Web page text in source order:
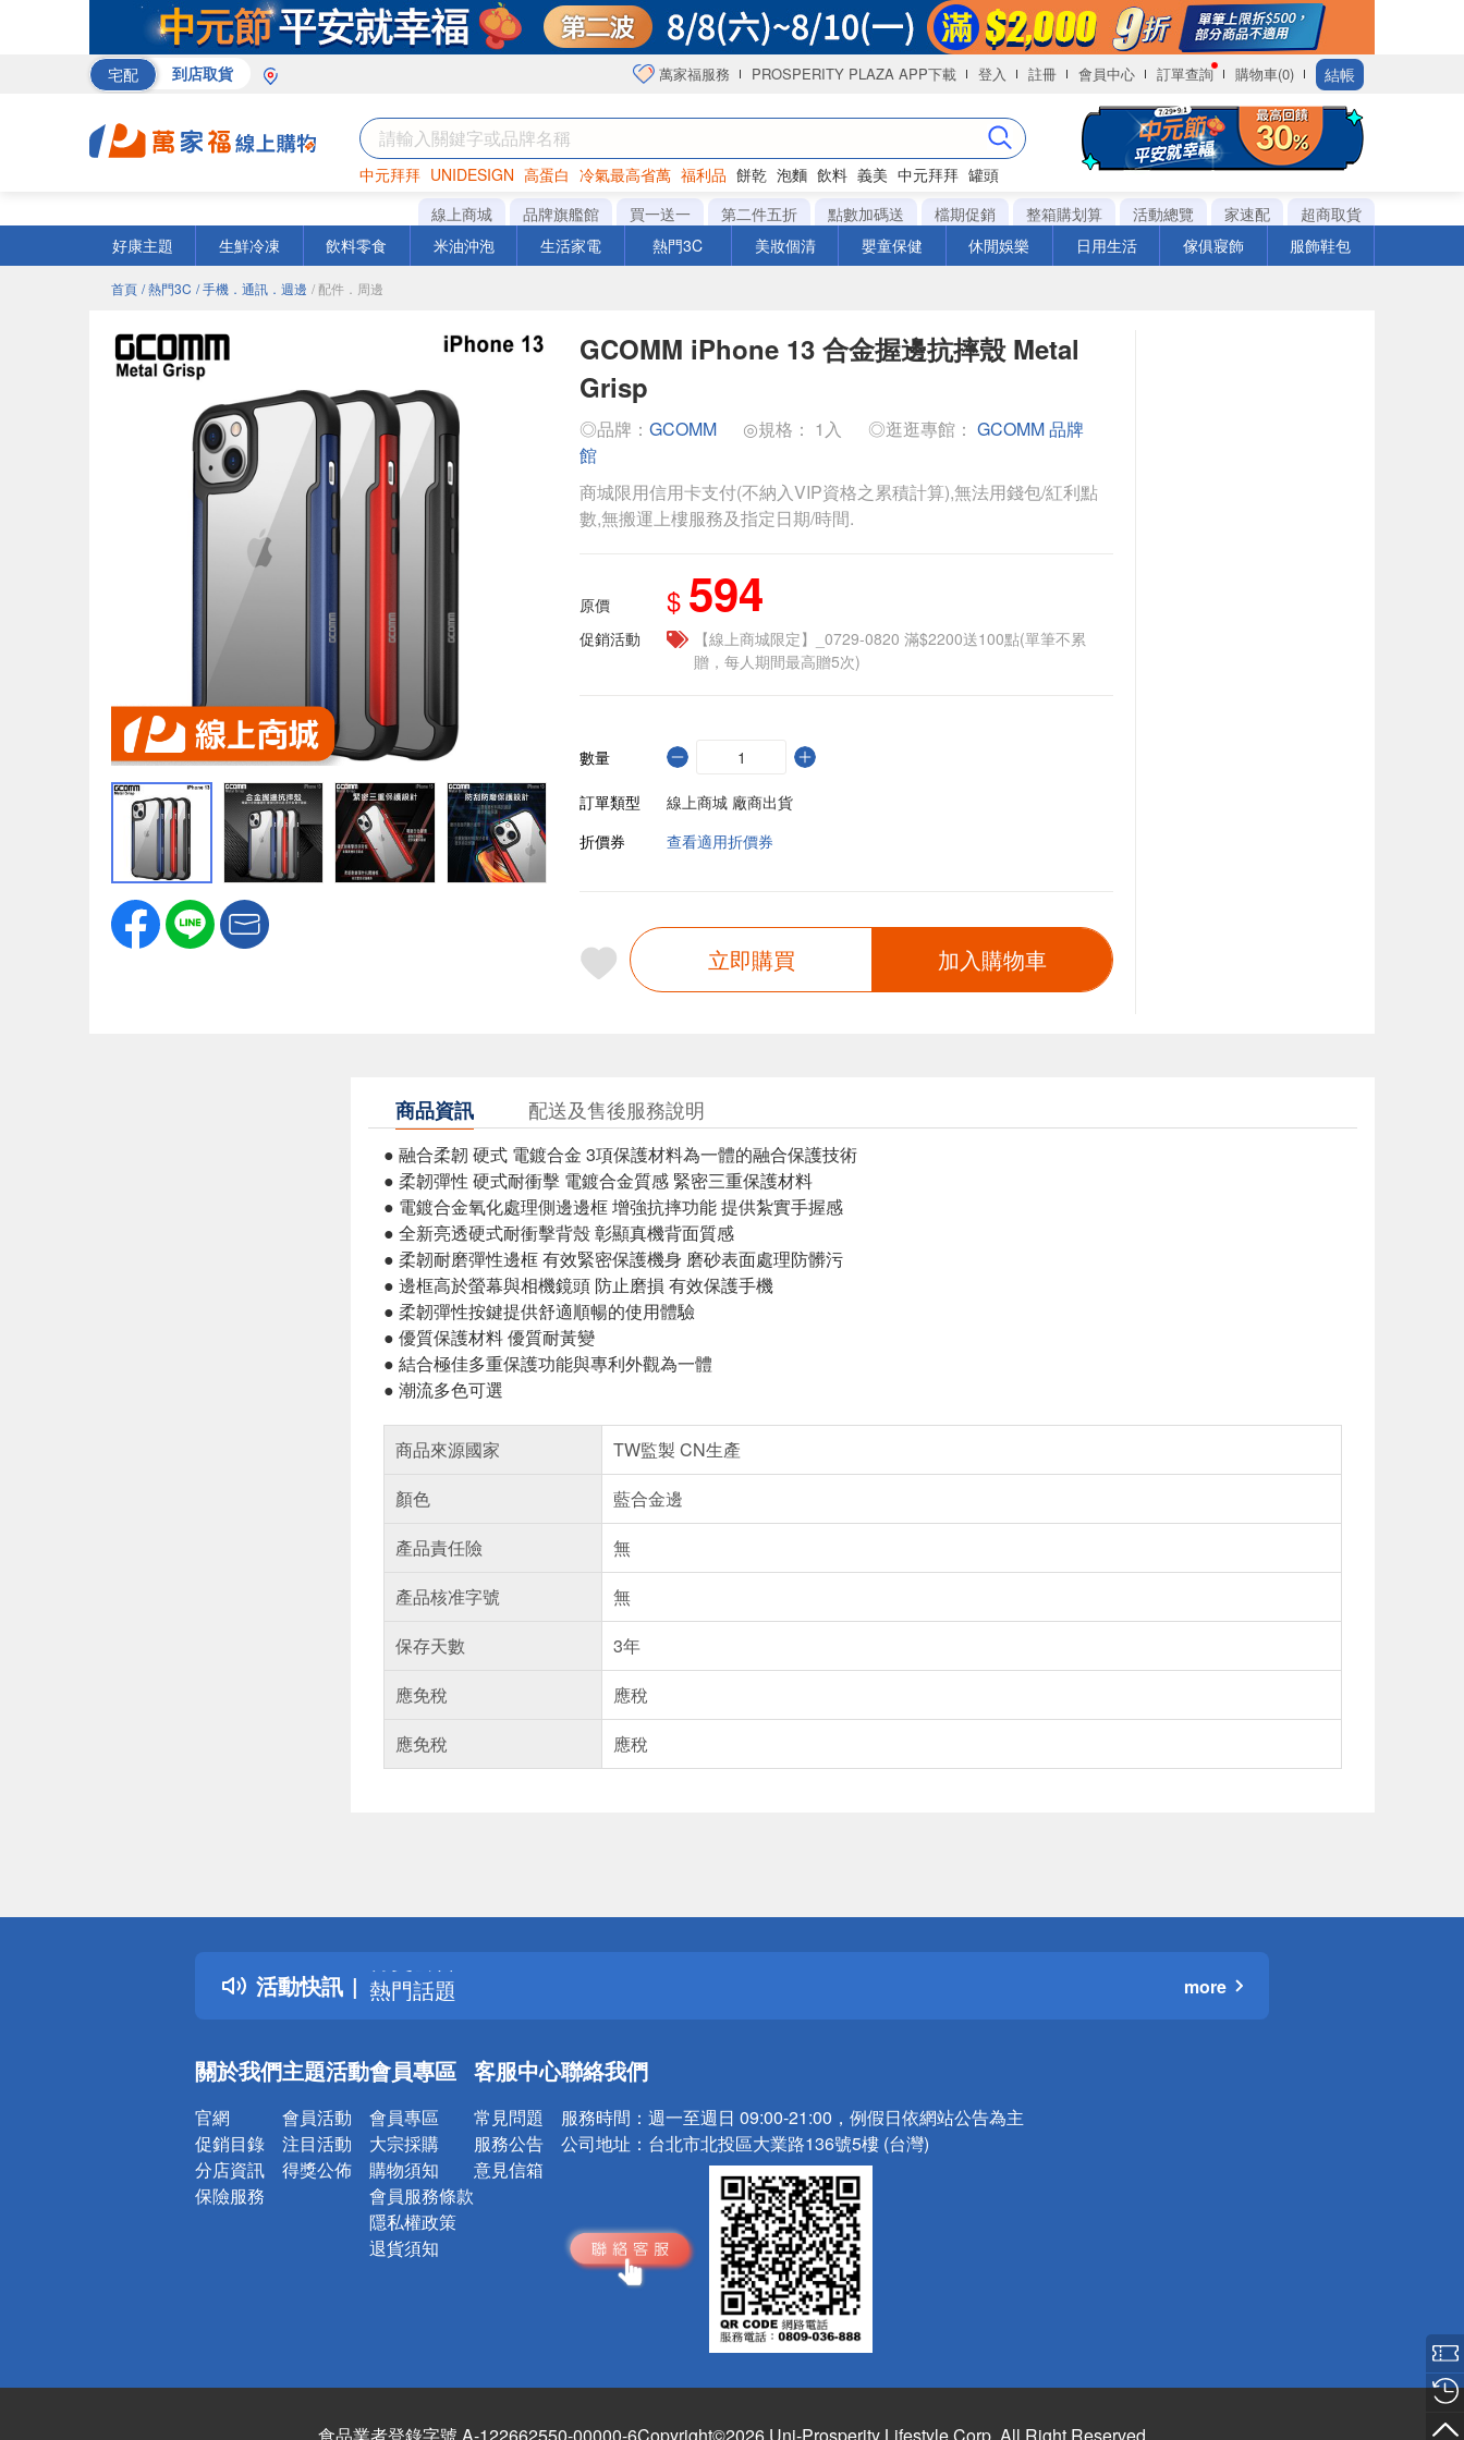
宅配 到店取貨 萬家福服務 PROSPERITY PLAZA APP下載 登入 註冊 會員中心 訂單查詢 購物車(0) 結帳
中元拜拜 UNIDESIGN 高蛋白 冷氣最高省萬 福利品 餅乾 泡麵 飲料 義美 中元拜拜 罐頭
巧克力 衛生紙 咖啡
線上商城 品牌旗艦館 買一送一 第二件五折 點數加碼送 檔期促銷 整箱購划算 活動總覽 家速配
超商取貨
好康主題
生鮮冷凍 飲料零食 米油沖泡 生活家電 熱門3C 美妝個清 嬰童保健 休閒娛樂 日用生活 傢俱寢飾 服飾鞋包
首頁 / 熱門3C / 手機．通訊．週邊 / 配件．周邊
GCOMM iPhone 13 合金握邊抗摔殼 Metal
Grisp
◎品牌： GCOMM ◎規格： 1入 ◎逛逛專館： GCOMM 品牌
館
商城限用信用卡支付(不納入VIP資格之累積計算),無法用錢包/紅利點
數,無搬運上樓服務及指定日期/時間.
原價 $ 594
促銷活動
【線上商城限定】_0729-0820 滿$2200送100點(單筆不累
贈，每人期間最高贈5次)
數量
訂單類型
線上商城 廠商出貨
折價券
查看適用折價券
立即購買 加入購物車
商品資訊 配送及售後服務說明
● 融合柔韌 硬式 電鍍合金 3項保護材料為一體的融合保護技術
● 柔韌彈性 硬式耐衝擊 電鍍合金質感 緊密三重保護材料
● 電鍍合金氧化處理側邊邊框 增強抗摔功能 提供紮實手握感
● 全新亮透硬式耐衝擊背殼 彰顯真機背面質感
● 柔韌耐磨彈性邊框 有效緊密保護機身 磨砂表面處理防髒污
● 邊框高於螢幕與相機鏡頭 防止磨損 有效保護手機
● 柔韌彈性按鍵提供舒適順暢的使用體驗
● 優質保護材料 優質耐黃變
● 結合極佳多重保護功能與專利外觀為一體
● 潮流多色可選
商品來源國家
TW監製 CN生產
顏色
藍合金邊
產品責任險
無
產品核准字號
無
保存天數
3年
應免稅
應稅
應免稅
應稅
活動快訊
詐騙網頁！請小心！
得獎公告
熱門話題
銀行優惠
詐騙網頁！請小心！
more
關於我們
官網
促銷目錄
分店資訊
保險服務
主題活動
會員活動
注目活動
得獎公佈
會員專區
會員專區
大宗採購
購物須知
會員服務條款
隱私權政策
退貨須知
客服中心
常見問題
服務公告
意見信箱
聯絡我們
服務時間： 週一至週日 09:00-21:00，例假日依網站公告為主
公司地址： 台北市北投區大業路136號5樓 (台灣)
食品業者登錄字號 A-122662550-00000-6